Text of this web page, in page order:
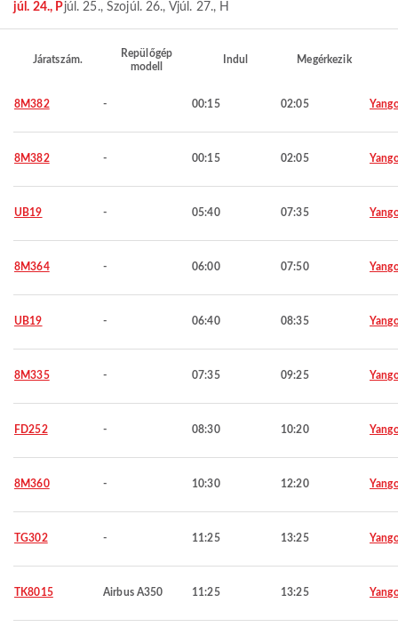
júl. 24., Pjúl. 25., Szojúl. 26., Vjúl. 27., H
Járatszám.
Repülőgép
modell
Indul Megérkezik
8M382 - 00:15 02:05
8M382 - 00:15 02:05
UB19 - 05:40 07:35
8M364 - 06:00 07:50
UB19 - 06:40 08:35
8M335 - 07:35 09:25
FD252 - 08:30 10:20
8M360 - 10:30 12:20
TG302 - 11:25 13:25
TK8015 Airbus A350 11:25 13:25